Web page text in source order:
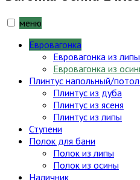
меню
Евровагонка
Евровагонка из липы
Евровагонка из
Плинтус напольный/
Плинтус из дуба
Плинтус из ясеня
Плинтус из липы
Ступени
Полок для бани
Полок из липы
Полок из осины
Наличник